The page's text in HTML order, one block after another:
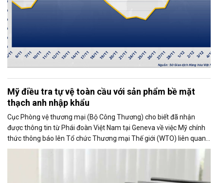
Mỹ điều tra tự vệ toàn cầu với sản phẩm bề mặt
thạch anh nhập khẩu
Cục Phòng vệ thương mại (Bộ Công Thương) cho biết đã nhận
được thông tin từ Phái đoàn Việt Nam tại Geneva về việc Mỹ chính
thức thông báo lên Tổ chức Thương mại Thế giới (WTO) liên quan
đến việc Ủy ban Thương mại Quốc tế Mỹ (USITC) khởi xướng điều